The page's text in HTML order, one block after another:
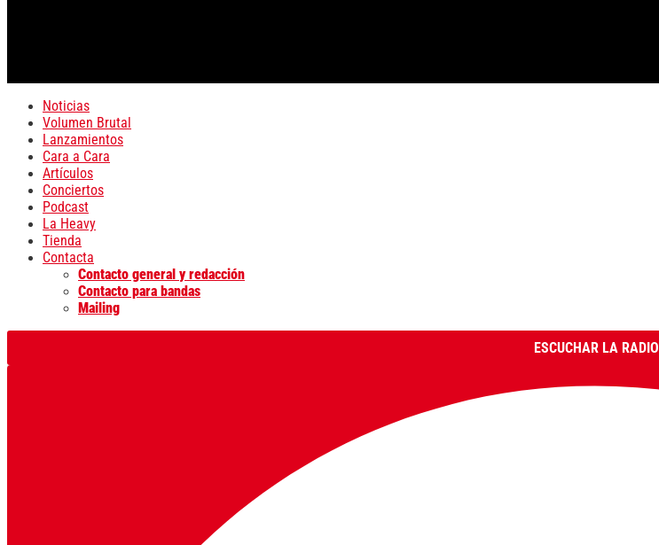
Noticias
Volumen Brutal
Lanzamientos
Cara a Cara
Artículos
Conciertos
Podcast
La Heavy
Tienda
Contacta
Contacto general y redacción
Contacto para bandas
Mailing
ESCUCHAR LA RADIO